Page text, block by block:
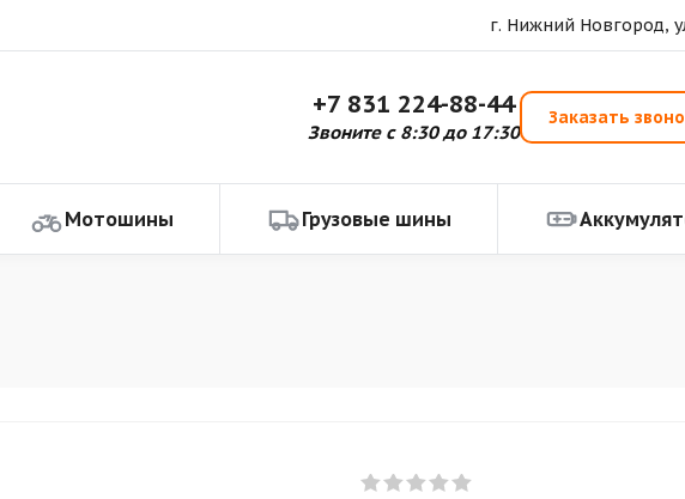
г. Нижний Новгород,
+7 831 224-88-44
Звоните с 8:30 до 17:30
Заказать
Мотошины Грузовые шины